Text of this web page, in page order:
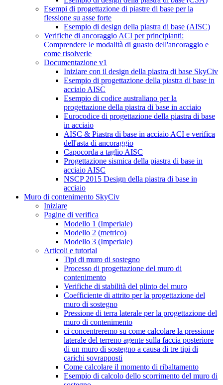
Esempi di progettazione di piastre di base per la
flessione su asse forte
Esempio di design della piastra di base (AISC)
Verifiche di ancoraggio ACI per principianti:
Comprendere le modalità di guasto dell'ancoraggio e
come risolverle
Documentazione v1
Iniziare con il design della piastra di base SkyCiv
Esempio di progettazione della piastra di base in
acciaio AISC
Esempio di codice australiano per la
progettazione della piastra di base in acciaio
Eurocodice di progettazione della piastra di base
in acciaio
AISC & Piastra di base in acciaio ACI e verifica
dell'asta di ancoraggio
Capocorda a taglio AISC
Progettazione sismica della piastra di base in
acciaio AISC
NSCP 2015 Design della piastra di base in
acciaio
Muro di contenimento SkyCiv
Iniziare
Pagine di verifica
Modello 1 (Imperiale)
Modello 2 (metrico)
Modello 3 (Imperiale)
Articoli e tutorial
Tipi di muro di sostegno
Processo di progettazione del muro di
contenimento
Verifiche di stabilità del plinto del muro
Coefficiente di attrito per la progettazione del
muro di sostegno
Pressione di terra laterale per la progettazione del
muro di contenimento
ci concentreremo su come calcolare la pressione
laterale del terreno agente sulla faccia posteriore
di un muro di sostegno a causa di tre tipi di
carichi sovrapposti
Come calcolare il momento di ribaltamento
Esempio di calcolo dello scorrimento del muro di